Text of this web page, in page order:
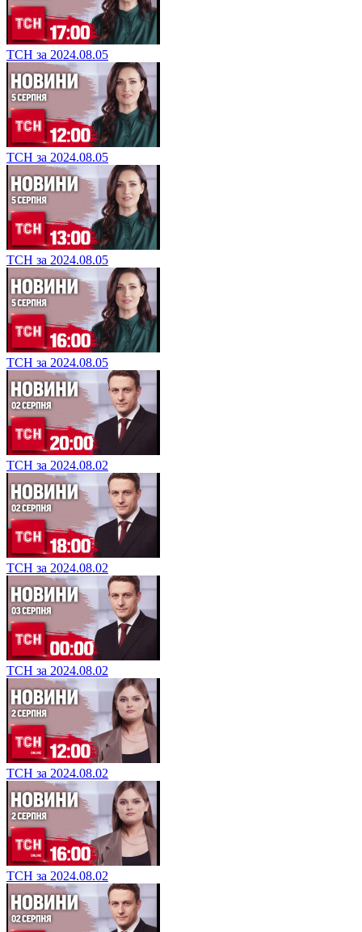
ТСН за 2024.08.05
ТСН за 2024.08.05
ТСН за 2024.08.05
ТСН за 2024.08.05
ТСН за 2024.08.02
ТСН за 2024.08.02
ТСН за 2024.08.02
ТСН за 2024.08.02
ТСН за 2024.08.02